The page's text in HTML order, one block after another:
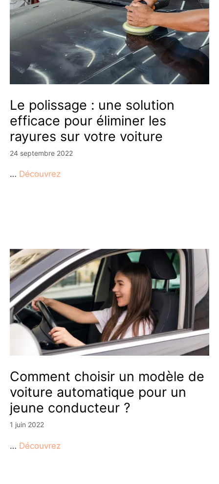
Le polissage : une solution
efficace pour éliminer les
rayures sur votre voiture
24 septembre 2022
… Découvrez
Comment choisir un modèle de
voiture automatique pour un
jeune conducteur ?
1 juin 2022
… Découvrez